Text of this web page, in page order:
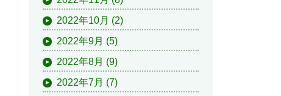
2022年10月 (2)
2022年9月 (5)
2022年8月 (9)
2022年7月 (7)